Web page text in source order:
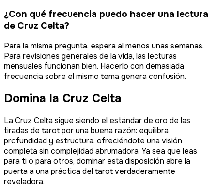
¿Con qué frecuencia puedo hacer una lectura
de Cruz Celta?
Para la misma pregunta, espera al menos unas semanas.
Para revisiones generales de la vida, las lecturas
mensuales funcionan bien. Hacerlo con demasiada
frecuencia sobre el mismo tema genera confusión.
Domina la Cruz Celta
La Cruz Celta sigue siendo el estándar de oro de las
tiradas de tarot por una buena razón: equilibra
profundidad y estructura, ofreciéndote una visión
completa sin complejidad abrumadora. Ya sea que leas
para ti o para otros, dominar esta disposición abre la
puerta a una práctica del tarot verdaderamente
reveladora.